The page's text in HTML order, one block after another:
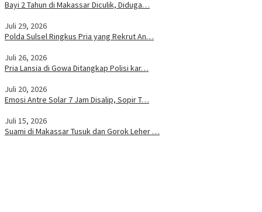
Bayi 2 Tahun di Makassar Diculik, Diduga…
Juli 29, 2026
Polda Sulsel Ringkus Pria yang Rekrut An…
Juli 26, 2026
Pria Lansia di Gowa Ditangkap Polisi kar…
Juli 20, 2026
Emosi Antre Solar 7 Jam Disalip, Sopir T…
Juli 15, 2026
Suami di Makassar Tusuk dan Gorok Leher …